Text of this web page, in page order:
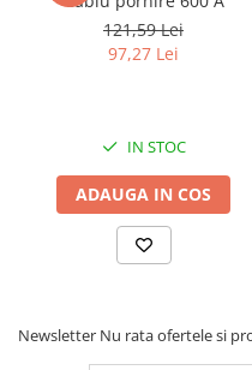
Rampe luminoase girofar
Rezistoare CANBUS LED
Suporturi pentru girofare
Veste Reflectorizante de
Elemente Caroserie
Capace inox si jante
Deflectoare geam
121,59 Lei
97,27 Lei
IN STOC
ADAUGA IN COS
Newsletter Nu rata ofertele si